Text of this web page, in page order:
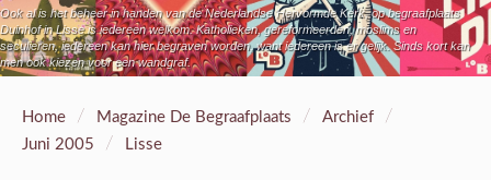
Ook al is het beheer in handen van de Nederlandse Hervormde Kerk, op begraafplaats
Duinhof in Lisse is iedereen welkom. Katholieken, gereformeerden, moslims en
seculieren, iedereen kan hier begraven worden, want iedereen is er gelijk. Sinds kort kan
men ook kiezen voor een wandgraf.
Home / Magazine De Begraafplaats / Archief /
Juni 2005 / Lisse